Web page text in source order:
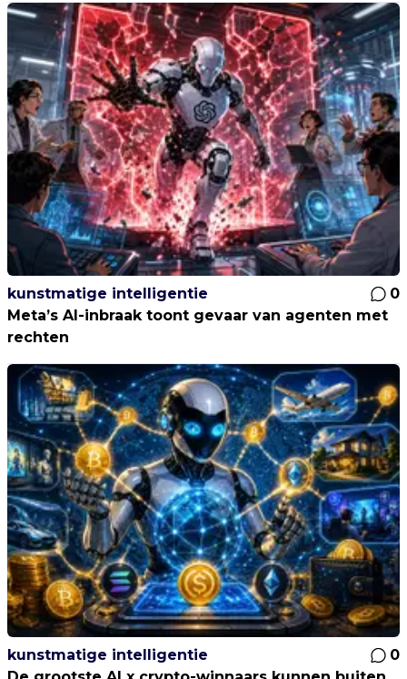
kunstmatige intelligentie
0
Meta’s AI-inbraak toont gevaar van agenten met
rechten
kunstmatige intelligentie
0